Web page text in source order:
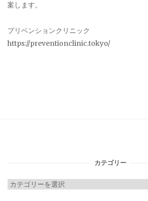
案します。
プリベンションクリニック
https://preventionclinic.tokyo/
カテゴリー
カ